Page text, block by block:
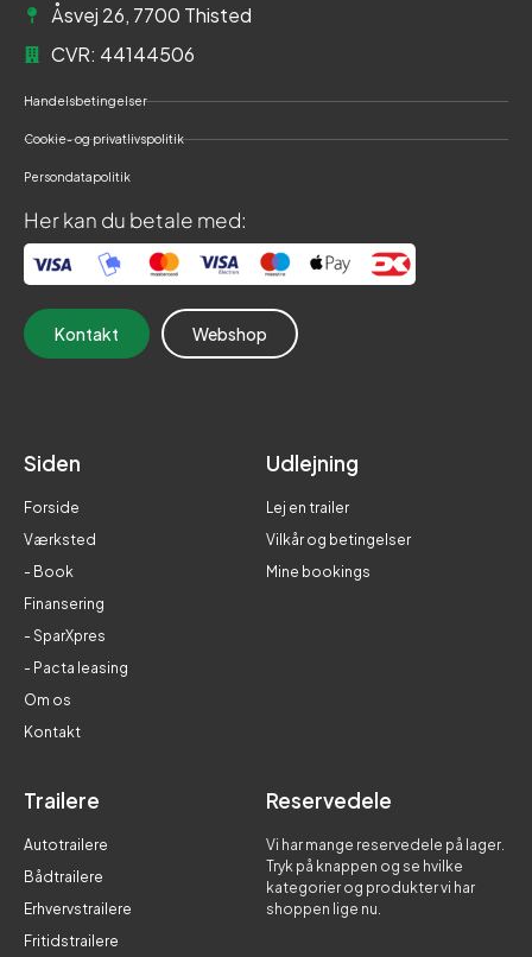
Åsvej 26, 7700 Thisted
CVR: 44144506
Handelsbetingelser
Cookie- og privatlivspolitik
Persondatapolitik
Her kan du betale med:
Kontakt Webshop
Siden
Forside
Værksted
- Book
Finansering
- SparXpres
- Pacta leasing
Om os
Kontakt
Udlejning
Lej en trailer
Vilkår og betingelser
Mine bookings
Trailere
Autotrailere
Bådtrailere
Erhvervstrailere
Fritidstrailere
Reservedele
Vi har mange reservedele på lager.
Tryk på knappen og se hvilke
kategorier og produkter vi har
shoppen lige nu.